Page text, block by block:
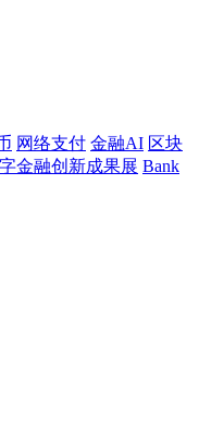
网络支付 金融AI 区块
金融创新成果展 Bank